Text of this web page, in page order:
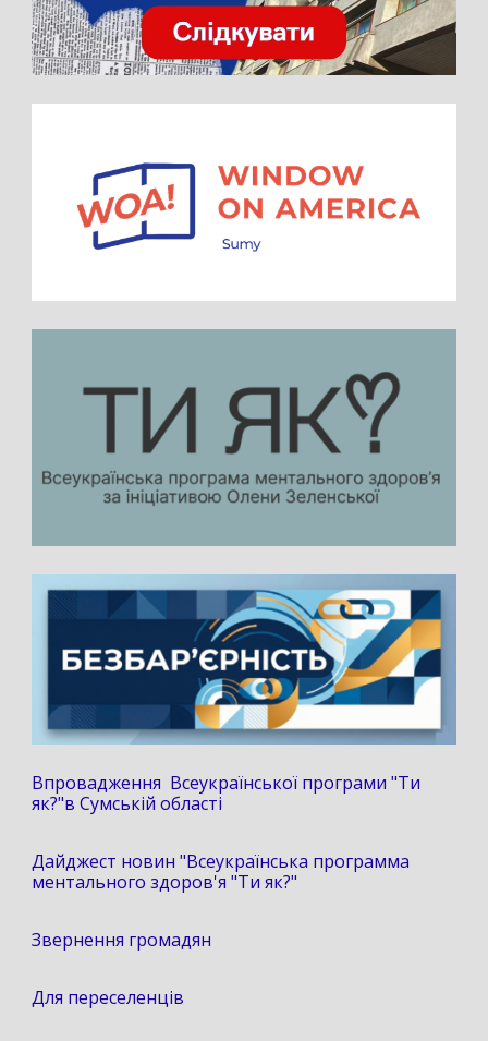
Впровадження Всеукраїнської програми "Ти
як?"в Сумській області
Дайджест новин "Всеукраїнська программа
ментального здоров'я "Ти як?"
Звернення громадян
Для переселенців